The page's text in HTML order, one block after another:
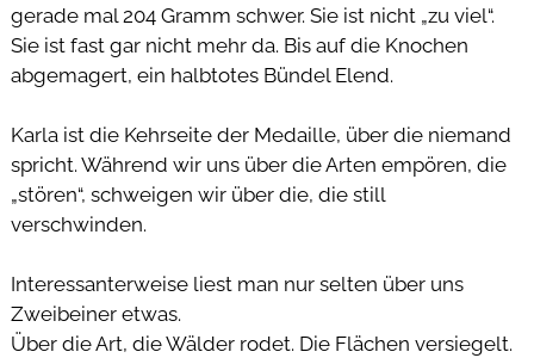
gerade mal 204 Gramm schwer. Sie ist nicht „zu viel“.
Sie ist fast gar nicht mehr da. Bis auf die Knochen
abgemagert, ein halbtotes Bündel Elend.
Karla ist die Kehrseite der Medaille, über die niemand
spricht. Während wir uns über die Arten empören, die
„stören“, schweigen wir über die, die still
verschwinden.
Interessanterweise liest man nur selten über uns
Zweibeiner etwas.
Über die Art, die Wälder rodet. Die Flächen versiegelt.